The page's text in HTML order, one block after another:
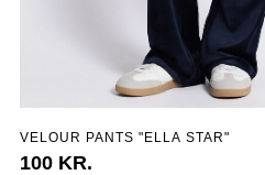
VELOUR PANTS "ELLA STAR"
100 KR.